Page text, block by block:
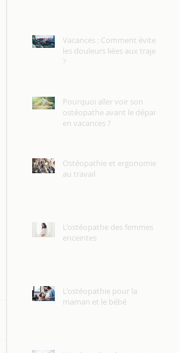
Vacances : Comment éviter
les douleurs liées aux trajets
?
Pourquoi aller voir son
ostéopathe avant le départ
en vacances ?
Ostéopathie et ergonomie
au travail
L'ostéopathe des femmes
enceintes
L'ostéopathie pour la
maman et le bébé